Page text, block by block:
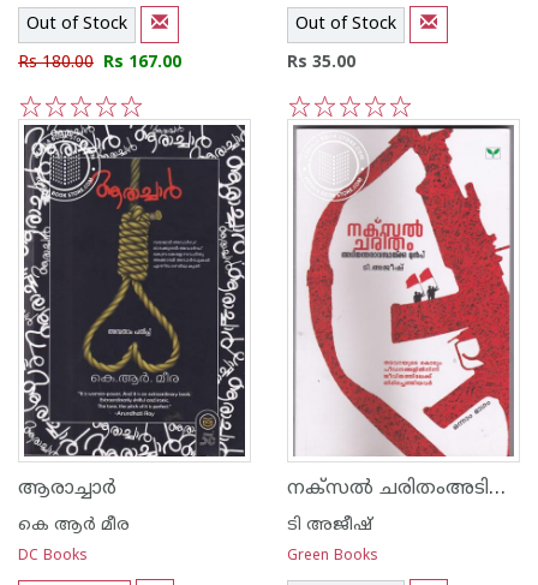
Out of Stock
Rs 180.00 Rs 167.00
5
4
3
2
1
Out of Stock
Rs 35.00
5
4
3
2
1
ആരാച്ചാര്‍
കെ ആര്‍ മീര
DC Books
നക്സല്‍ ചരിതംഅടിയന്തരാവസ്ഥയ്ക്കു മുന്‍പ് Part 1
ടി അജീഷ്
Green Books